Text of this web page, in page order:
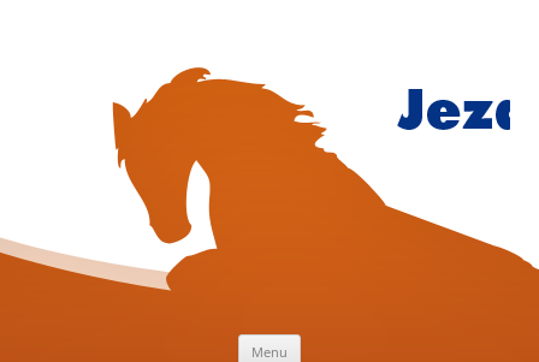
klub
Menu